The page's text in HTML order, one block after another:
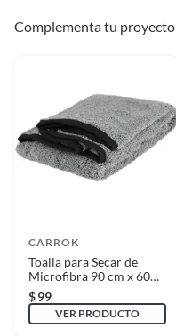
Complementa tu proyecto
CARROK
Toalla para Secar de
Microfibra 90 cm x 60
cm
$99
VER PRODUCTO